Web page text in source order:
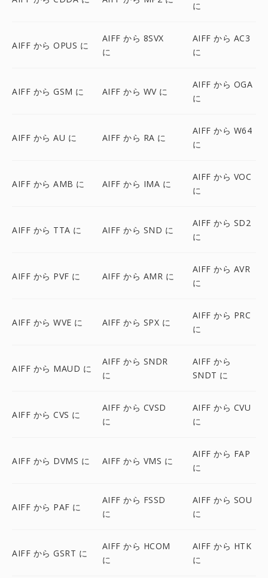
に
AIFF から OPUS に
AIFF から 8SVX
に
AIFF から AC3
に
AIFF から GSM に AIFF から WV に
AIFF から OGA
に
AIFF から AU に AIFF から RA に
AIFF から W64
に
AIFF から AMB に AIFF から IMA に
AIFF から VOC
に
AIFF から TTA に AIFF から SND に
AIFF から SD2
に
AIFF から PVF に AIFF から AMR に
AIFF から AVR
に
AIFF から WVE に AIFF から SPX に
AIFF から PRC
に
AIFF から MAUD に
AIFF から SNDR
に
AIFF から
SNDT に
AIFF から CVS に
AIFF から CVSD
に
AIFF から CVU
に
AIFF から DVMS に AIFF から VMS に
AIFF から FAP
に
AIFF から PAF に
AIFF から FSSD
に
AIFF から SOU
に
AIFF から GSRT に
AIFF から HCOM
に
AIFF から HTK
に